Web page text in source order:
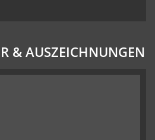
& AUSZEICHNUNGEN